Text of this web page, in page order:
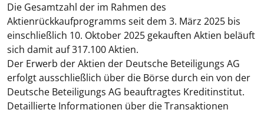
Die Gesamtzahl der im Rahmen des
Aktienrückkaufprogramms seit dem 3. März 2025 bis
einschließlich 10. Oktober 2025 gekauften Aktien beläuft
sich damit auf 317.100 Aktien.
Der Erwerb der Aktien der Deutsche Beteiligungs AG
erfolgt ausschließlich über die Börse durch ein von der
Deutsche Beteiligungs AG beauftragtes Kreditinstitut.
Detaillierte Informationen über die Transaktionen